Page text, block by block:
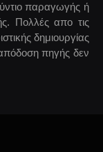
παραγωγής ή
Πολλές απο τις
δημιουργίας
πηγής δεν